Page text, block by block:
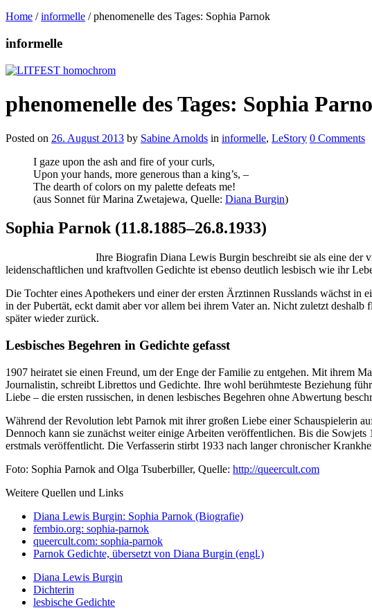
Home /informelle /phenomenelle des Tages: Sophia Parnok
informelle
phenomenelle des Tages: Sophia
Posted on 26. August 2013 by Sabine Arnolds in informelle, LeStory 0 Comments
I gaze upon the ash and fire of your curls,
Upon your hands, more generous than a king’s, –
The dearth of colors on my palette defeats me!
(aus Sonnet für Marina Zwetajewa, Quelle: Diana Burgin)
Sophia Parnok(11.8.1885–26.8.1933)
Ihre Biografin Diana Lewis Burgin beschreibt sie als eine der
leidenschaftlichen und kraftvollen Gedichte ist ebenso deutlich lesbisch wie ihr
Die Tochter eines Apothekers und einer der ersten Ärztinnen Russlands wächst
in der Pubertät, eckt damit aber vor allem bei ihrem Vater an. Nicht zuletzt
später wieder zurück.
Lesbisches Begehren in Gedichte gefasst
1907 heiratet sie einen Freund, um der Enge der Familie zu entgehen. Mit ihrem
Journalistin, schreibt Librettos und Gedichte. Ihre wohl berühmteste Beziehung
Liebe – die ersten russischen, in denen lesbisches Begehren ohne Abwertung
Während der Revolution lebt Parnok mit ihrer großen Liebe einer Schauspielerin
Dennoch kann sie zunächst weiter einige Arbeiten veröffentlichen. Bis die
erstmals veröffentlicht. Die Verfasserin stirbt 1933 nach langer chronischer
Foto: Sophia Parnok and Olga Tsuberbiller, Quelle: http://queercult.com
Weitere Quellen und Links
Diana Lewis Burgin: Sophia Parnok (Biografie)
fembio.org: sophia-parnok
queercult.com: sophia-parnok
Parnok Gedichte, übersetzt von Diana Burgin (engl.)
Diana Lewis Burgin
Dichterin
lesbische Gedichte